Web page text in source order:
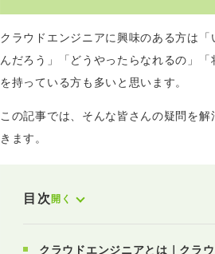
クラウドエンジニアに興味のある方は
んだろう」「どうやったらなれるの」
を持っている方も多いと思います。
この記事では、そんな皆さんの疑問を
きます。
目次開く
クラウドエンジニアとは｜クラ